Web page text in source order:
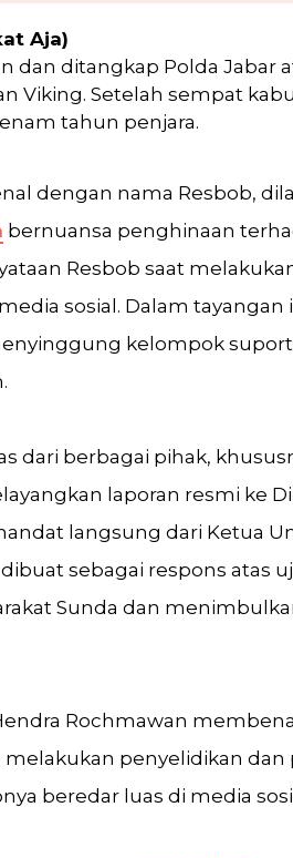
Aja)
dan ditangkap Polda Jabar
Viking. Setelah sempat
tahun penjara.
dengan nama Resbob,
bernuansa penghinaan
Resbob saat
sosial. Dalam tayangan
kelompok
dari berbagai pihak,
laporan resmi ke
langsung dari Ketua
sebagai respons atas
Sunda dan
Rochmawan
penyelidikan
beredar luas di media